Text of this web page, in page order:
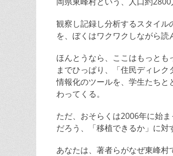
観察し記録し分析するスタイ
を、ぼくはワクワクしながら読
ほんとうなら、ここはもっと
までひっぱり、「住民ディレ
情報化のツールを、学生たち
わってくる。
ただ、おそらくは2006年に始
だろう、「移植できるか」に対
あなたは、著者らがなぜ東峰